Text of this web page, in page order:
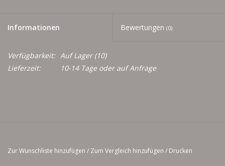
Schnäppchenecke
Ledertasche Herzform
Informationen Bewertungen (0)
Verfügbarkeit: Auf Lager(10)
Lieferzeit:
10-14 Tage oder auf Anfrage
Zur Wunschliste hinzufügen / Zum Vergleich hinzufügen / Drucken